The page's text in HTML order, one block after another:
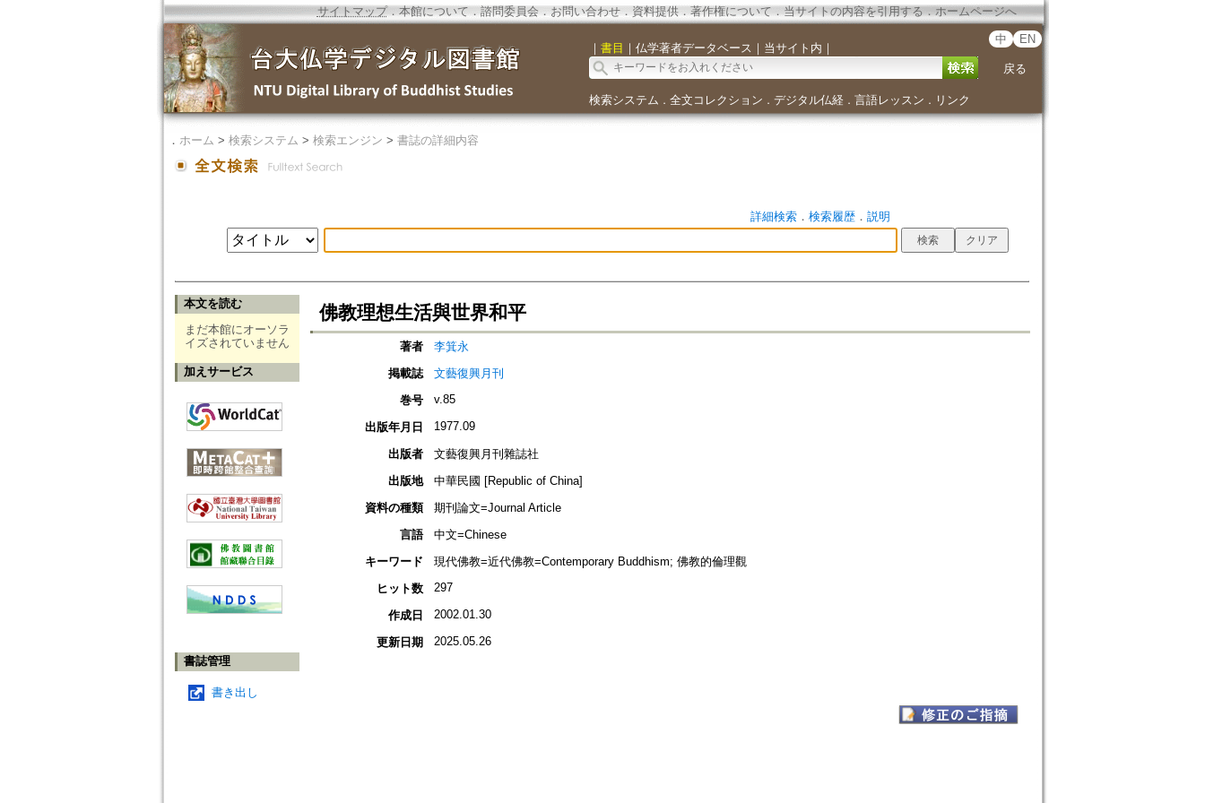
サイトマップ．本館について ． 諮問委員会． お問い合わせ． 資料提供． 著作権について．当サイトの内容を引用する ． ホームページへ
｜ 書目 ｜ 仏学著者データベース ｜ 当サイト内 ｜
中 EN
戻る
検索システム ． 全文コレクション ． デジタル仏経． 言語レッスン ． リンク
． ホーム > 検索システム > 検索エンジン > 書誌の詳細内容
詳細検索． 検索履歴． 説明
本文を読む
まだ本館にオーソラ
イズされていません
加えサービス
書誌管理
書き出し
佛教理想生活與世界和平
著者
李箕永
掲載誌
文藝復興月刊
巻号
v.85
出版年月日 1977.09
出版者
文藝復興月刊雜誌社
出版地
中華民國 [Republic of China]
資料の種類
期刊論文=Journal Article
言語
中文=Chinese
キーワード
現代佛教=近代佛教=Contemporary Buddhism; 佛教的倫理觀
ヒット数
297
作成日 2002.01.30
更新日期 2025.05.26